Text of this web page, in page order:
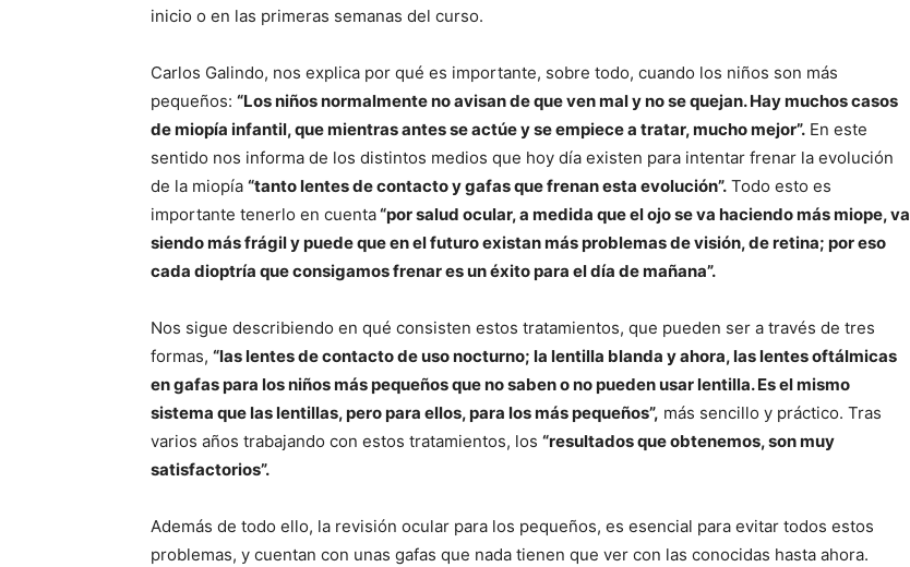
inicio o en las primeras semanas del curso.
Carlos Galindo, nos explica por qué es importante, sobre todo, cuando los niños son más
pequeños: “Los niños normalmente no avisan de que ven mal y no se quejan. Hay muchos casos
de miopía infantil, que mientras antes se actúe y se empiece a tratar, mucho mejor”. En este
sentido nos informa de los distintos medios que hoy día existen para intentar frenar la evolución
de la miopía “tanto lentes de contacto y gafas que frenan esta evolución”. Todo esto es
importante tenerlo en cuenta“por salud ocular, a medida que el ojo se va haciendo más miope, va
siendo más frágil y puede que en el futuro existan más problemas de visión, de retina; por eso
cada dioptría que consigamos frenar es un éxito para el día de mañana”.
Nos sigue describiendo en qué consisten estos tratamientos, que pueden ser a través de tres
formas, “las lentes de contacto de uso nocturno; la lentilla blanda y ahora, las lentes oftálmicas
en gafas para los niños más pequeños que no saben o no pueden usar lentilla. Es el mismo
sistema que las lentillas, pero para ellos, para los más pequeños”, más sencillo y práctico. Tras
varios años trabajando con estos tratamientos, los “resultados que obtenemos, son muy
satisfactorios”.
Además de todo ello, la revisión ocular para los pequeños, es esencial para evitar todos estos
problemas, y cuentan con unas gafas que nada tienen que ver con las conocidas hasta ahora.